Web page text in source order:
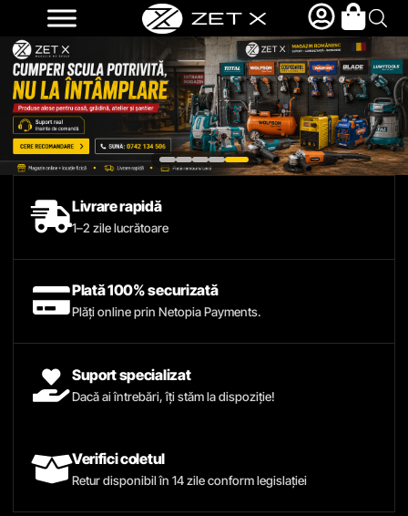
Livrare rapidă
1–2 zile lucrătoare
Plată 100% securizată
Plăți online prin Netopia Payments.
Suport specializat
Dacă ai întrebări, îți stăm la dispoziție!
Verifici coletul
Retur disponibil în 14 zile conform legislației